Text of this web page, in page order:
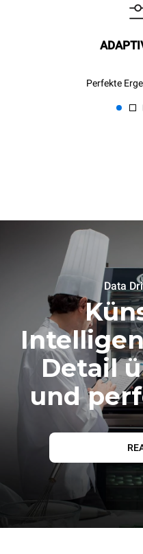
Perfekte
Data
Detail
und